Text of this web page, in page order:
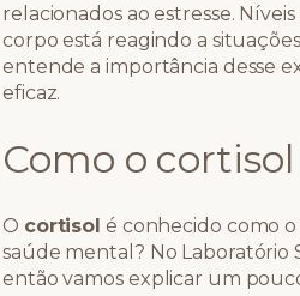
relacionados ao estresse.
corpo está reagindo a
entende a importância desse
eficaz.
Como o
O cortisol é conhecido como
saúde mental? No Laboratório
então vamos explicar um